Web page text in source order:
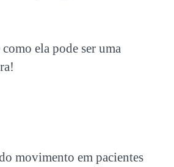
como ela pode ser uma
movimento em pacientes